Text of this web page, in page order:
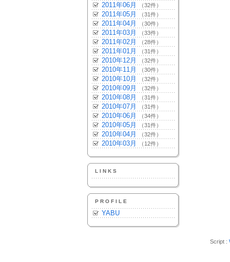
2011年06月 （32件）
2011年05月 （31件）
2011年04月 （30件）
2011年03月 （33件）
2011年02月 （28件）
2011年01月 （31件）
2010年12月 （32件）
2010年11月 （30件）
2010年10月 （32件）
2010年09月 （32件）
2010年08月 （31件）
2010年07月 （31件）
2010年06月 （34件）
2010年05月 （31件）
2010年04月 （32件）
2010年03月 （12件）
LINKS
PROFILE
YABU
Script :